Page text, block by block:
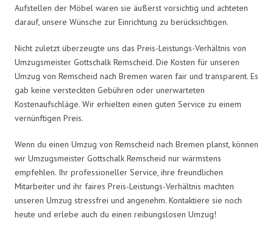
Aufstellen der Möbel waren sie äußerst vorsichtig und achteten
darauf, unsere Wünsche zur Einrichtung zu berücksichtigen.
Nicht zuletzt überzeugte uns das Preis-Leistungs-Verhältnis von
Umzugsmeister Gottschalk Remscheid. Die Kosten für unseren
Umzug von Remscheid nach Bremen waren fair und transparent. Es
gab keine versteckten Gebühren oder unerwarteten
Kostenaufschläge. Wir erhielten einen guten Service zu einem
vernünftigen Preis.
Wenn du einen Umzug von Remscheid nach Bremen planst, können
wir Umzugsmeister Gottschalk Remscheid nur wärmstens
empfehlen. Ihr professioneller Service, ihre freundlichen
Mitarbeiter und ihr faires Preis-Leistungs-Verhältnis machten
unseren Umzug stressfrei und angenehm. Kontaktiere sie noch
heute und erlebe auch du einen reibungslosen Umzug!